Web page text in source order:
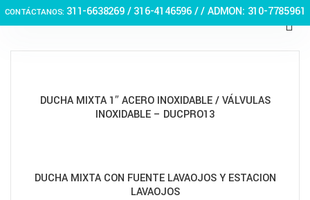
CONTÁCTANOS: 311-6638269 /316-4146596 / / ADMON: 310-7785961
DUCHA MIXTA 1″ ACERO INOXIDABLE / VÁLVULAS
INOXIDABLE – DUCPRO13
DUCHA MIXTA CON FUENTE LAVAOJOS Y ESTACION
LAVAOJOS